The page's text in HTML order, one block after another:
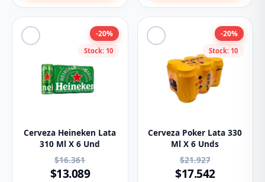
Stock: 10
-20%
Cerveza Heineken Lata
310 Ml X 6 Und
$16.361
$13.089
Stock: 10
-20%
Cerveza Poker Lata 330
Ml X 6 Unds
$21.927
$17.542